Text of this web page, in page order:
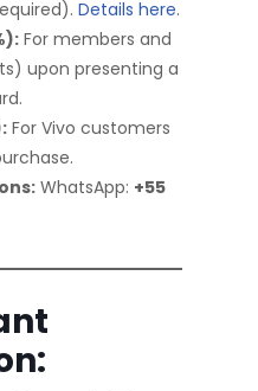
Details here.
For members and
upon presenting a
For Vivo customers
WhatsApp: +55